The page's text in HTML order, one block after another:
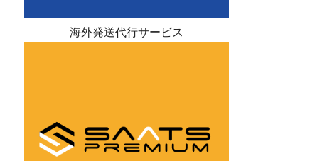
海外発送代行サービス